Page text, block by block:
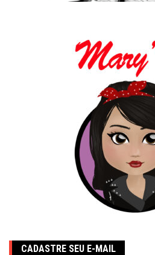
CADASTRE SEU E-MAIL